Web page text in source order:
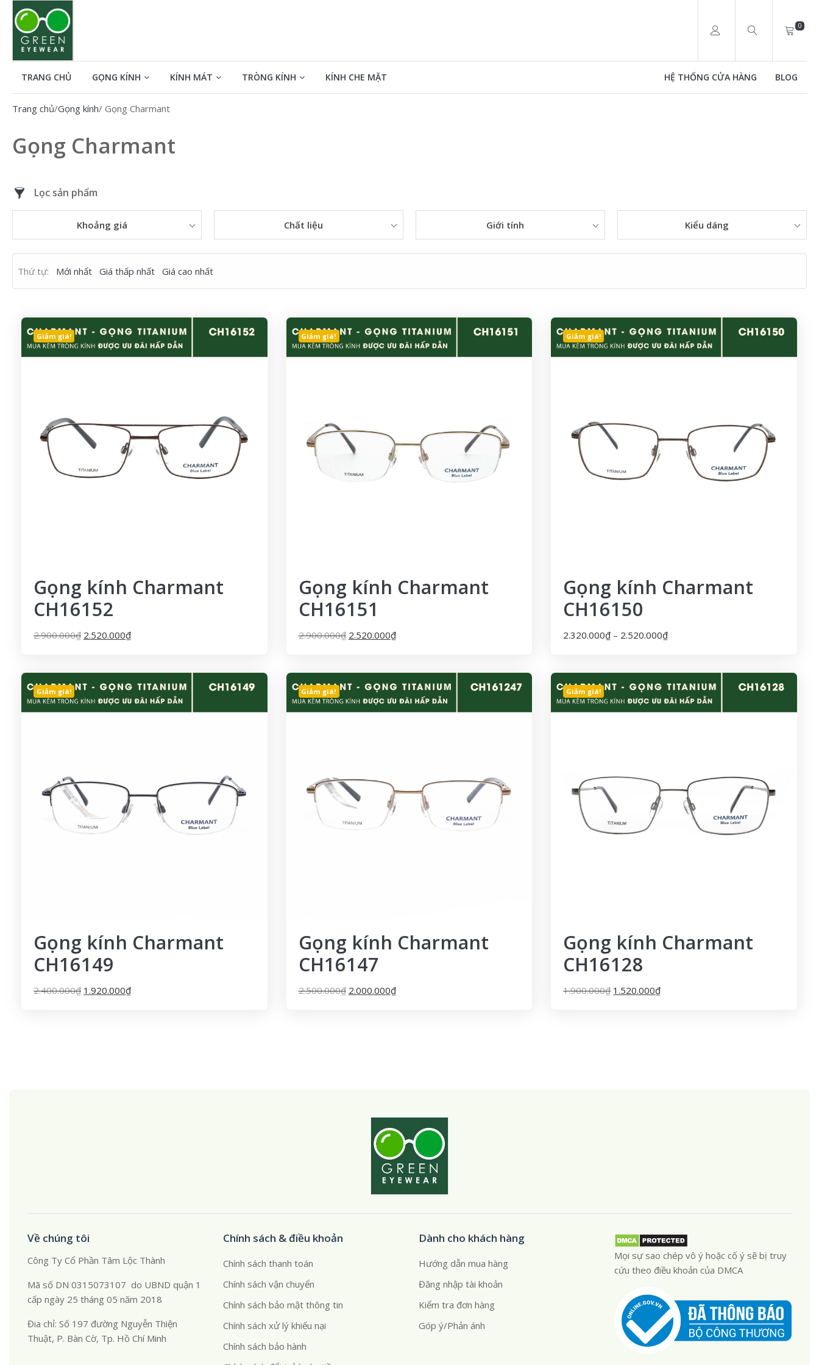
0
TRANG CHỦ GỌNG KÍNH KÍNH MÁT TRÒNG KÍNH KÍNH CHE MẶT BLOG
HỆ THỐNG CỬA HÀNG
Trang chủ/Gọng kính/ Gọng Charmant
Gọng Charmant
Lọc sản phẩm
Khoảng giá Chất liệu Giới tính Kiểu dáng
Thứ tự: Mới nhất Giá thấp nhất Giá cao nhất
Giảm giá!
Gọng kính Charmant
CH16152
2.900.000₫ 2.520.000₫
Giảm giá!
Gọng kính Charmant
CH16151
2.900.000₫ 2.520.000₫
Giảm giá!
Gọng kính Charmant
CH16150
2.320.000₫ – 2.520.000₫
Giảm giá!
Gọng kính Charmant
CH16149
2.400.000₫ 1.920.000₫
Giảm giá!
Gọng kính Charmant
CH16147
2.500.000₫ 2.000.000₫
Giảm giá!
Gọng kính Charmant
CH16128
1.900.000₫ 1.520.000₫
Về chúng tôi
Công Ty Cổ Phần Tâm Lộc Thành
Mã số DN 0315073107 do UBND quận 1
cấp ngày 25 tháng 05 năm 2018
Đia chỉ: Số 197 đường Nguyễn Thiện
Thuật, P. Bàn Cờ, Tp. Hồ Chí Minh
Chính sách & điều khoản
Chính sách thanh toán
Chính sách vận chuyển
Chính sách bảo mật thông tin
Chính sách xử lý khiếu nại
Chính sách bảo hành
Dành cho khách hàng
Hướng dẫn mua hàng
Đăng nhập tài khoản
Kiểm tra đơn hàng
Góp ý/Phản ánh
Mọi sự sao chép vô ý hoặc cố ý sẽ bị truy
cứu theo điều khoản của DMCA